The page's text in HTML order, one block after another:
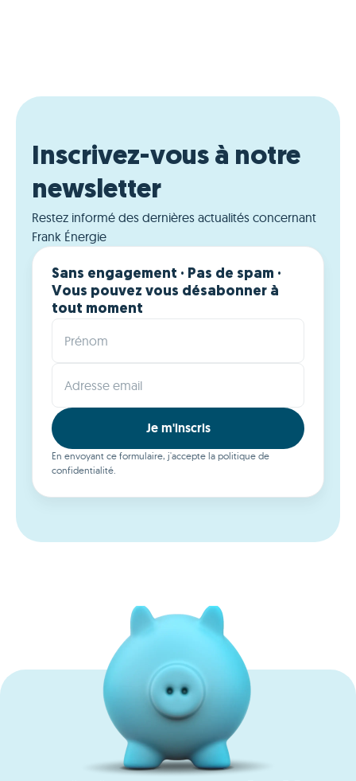
Inscrivez-vous à notre
newsletter
Restez informé des dernières actualités concernant
Frank Énergie
Sans engagement · Pas de spam ·
Vous pouvez vous désabonner à
tout moment
Prénom
Adresse email
Je m'inscris
En envoyant ce formulaire, j'accepte la politique de
confidentialité.